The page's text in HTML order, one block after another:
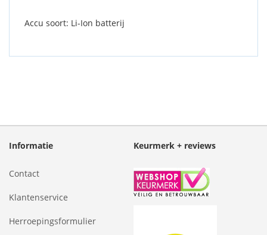
Accu soort: Li-Ion batterij
Informatie
Contact
Klantenservice
Herroepingsformulier
Keurmerk + reviews